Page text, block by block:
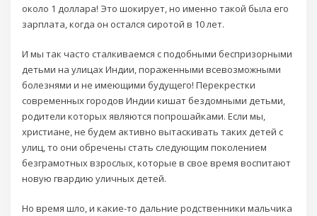
около 1 доллара! Это шокирует, но именно такой была его
зарплата, когда он остался сиротой в 10 лет.
И мы так часто сталкиваемся с подобными беспризорными
детьми на улицах Индии, пораженными всевозможными
болезнями и не имеющими будущего! Перекрестки
современных городов Индии кишат бездомными детьми,
родители которых являются попрошайками. Если мы,
христиане, не будем активно вытаскивать таких детей с
улиц, то они обречены стать следующим поколением
безграмотных взрослых, которые в свое время воспитают
новую гвардию уличных детей.
Но время шло, и какие-то дальние родственники мальчика